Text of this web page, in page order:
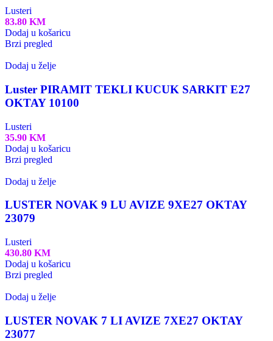
Lusteri
83.80 KM
Dodaj u košaricu
Brzi pregled
Dodaj u želje
Luster PIRAMIT TEKLI KUCUK SARKIT E27
OKTAY 10100
Lusteri
35.90 KM
Dodaj u košaricu
Brzi pregled
Dodaj u želje
LUSTER NOVAK 9 LU AVIZE 9XE27 OKTAY
23079
Lusteri
430.80 KM
Dodaj u košaricu
Brzi pregled
Dodaj u želje
LUSTER NOVAK 7 LI AVIZE 7XE27 OKTAY
23077